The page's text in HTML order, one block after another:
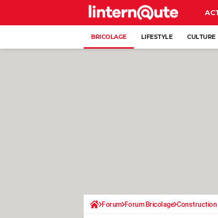
BRICOLAGE LIFESTYLE CULTURE
Forum Forum Bricolage